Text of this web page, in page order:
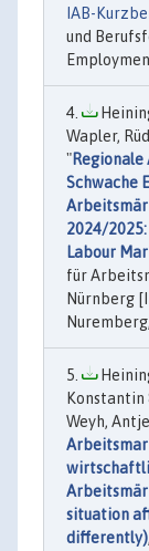
IAB-
und
Wapler,
"
Schwache
2024/
Labour
für
Nürnberg
Konstantin
Weyh,
situation
differently)